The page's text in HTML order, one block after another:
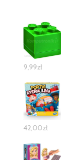
9,99zł
42,00zł